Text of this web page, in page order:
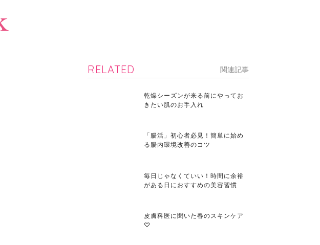
RELATED 関連記事
乾燥シーズンが来る前にやってお
きたい肌のお手入れ
「腸活」初心者必見！簡単に始め
る腸内環境改善のコツ
毎日じゃなくていい！時間に余裕
がある日におすすめの美容習慣
皮膚科医に聞いた春のスキンケア
♡